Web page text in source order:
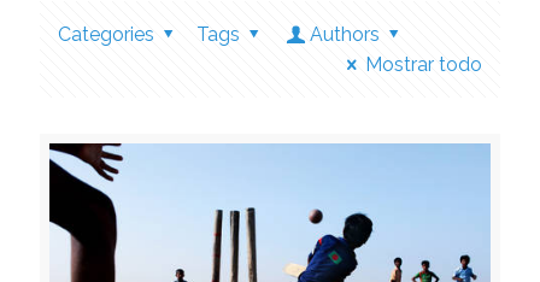
Categories Tags
Authors
Mostrar todo